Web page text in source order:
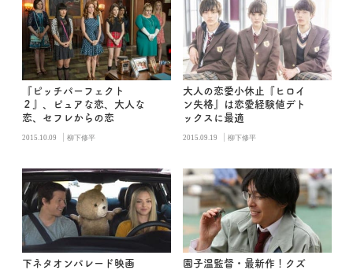
『ピッチパーフェクト
２』、ピュアな恋、大人な
恋、セフレからの恋
2015.10.09 | 柳下修平
大人の恋愛小休止『ヒロイ
ン失格』は恋愛経験値デト
ックスに最適
2015.09.19 | 柳下修平
下ネタオンパレード映画
園子温監督・最新作！クズ